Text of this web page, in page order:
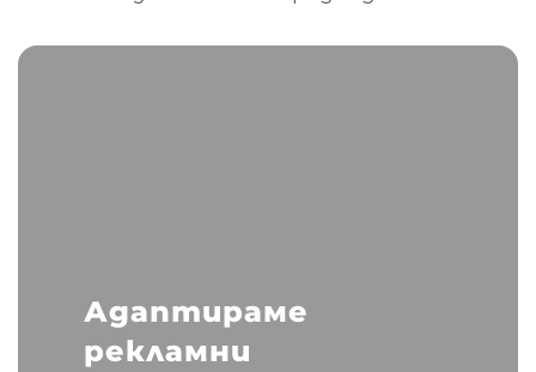
Адаптираме
рекламни